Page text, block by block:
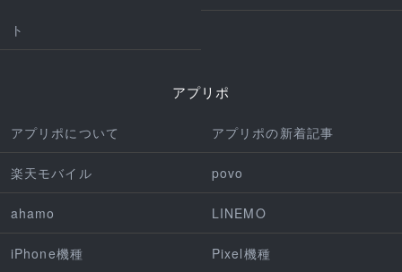
ト
アプリポ
アプリポについて アプリポの新着記事
楽天モバイル povo
ahamo LINEMO
iPhone機種 Pixel機種